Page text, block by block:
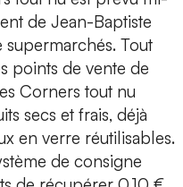
de Jean-Baptiste
supermarchés. Tout
points de vente de
Corners tout nu
secs et frais, déjà
en verre réutilisables.
de consigne